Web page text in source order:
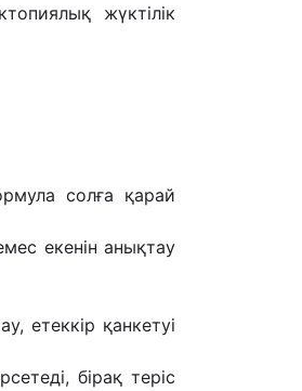
жүктілік
солға қарай
екенін анықтау
етеккір қанкетуі
бірақ теріс